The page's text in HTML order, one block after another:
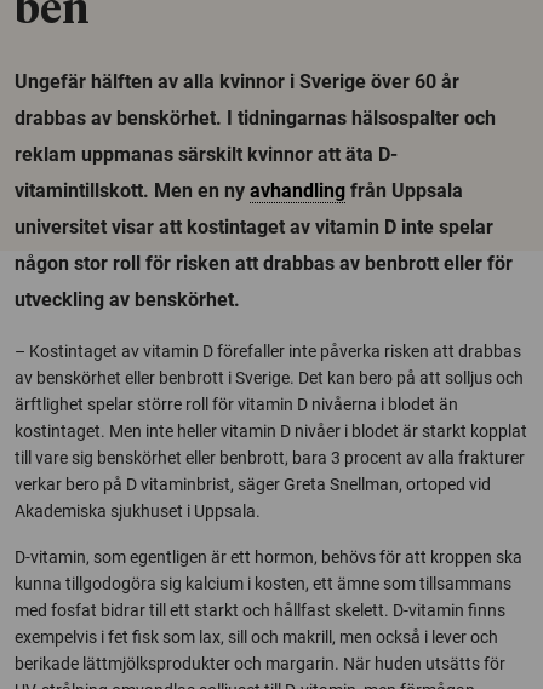
ben
Ungefär hälften av alla kvinnor i Sverige över 60 år
drabbas av benskörhet. I tidningarnas hälsospalter och
reklam uppmanas särskilt kvinnor att äta D-
vitamintillskott. Men en ny avhandling från Uppsala
universitet visar att kostintaget av vitamin D inte spelar
någon stor roll för risken att drabbas av benbrott eller för
utveckling av benskörhet.
– Kostintaget av vitamin D förefaller inte påverka risken att drabbas
av benskörhet eller benbrott i Sverige. Det kan bero på att solljus och
ärftlighet spelar större roll för vitamin D nivåerna i blodet än
kostintaget. Men inte heller vitamin D nivåer i blodet är starkt kopplat
till vare sig benskörhet eller benbrott, bara 3 procent av alla frakturer
verkar bero på D vitaminbrist, säger Greta Snellman, ortoped vid
Akademiska sjukhuset i Uppsala.
D-vitamin, som egentligen är ett hormon, behövs för att kroppen ska
kunna tillgodogöra sig kalcium i kosten, ett ämne som tillsammans
med fosfat bidrar till ett starkt och hållfast skelett. D-vitamin finns
exempelvis i fet fisk som lax, sill och makrill, men också i lever och
berikade lättmjölksprodukter och margarin. När huden utsätts för